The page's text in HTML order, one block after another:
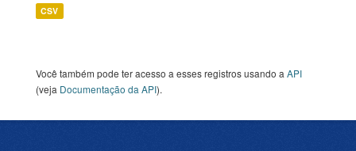
CSV
Você também pode ter acesso a esses registros usando a API
(veja Documentação da API).